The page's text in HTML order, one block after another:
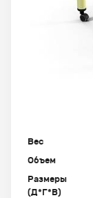
Вес
Объем
Размеры
(Д*Г*В)